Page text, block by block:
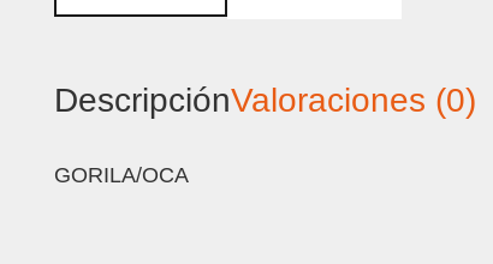
DescripciónValoraciones (0)
GORILA/OCA